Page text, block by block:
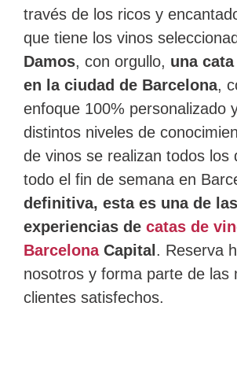
través de los ricos y
que tiene los vinos
Damos, con orgullo, una
en la ciudad de Barcelona,
enfoque 100% personalizado
distintos niveles de
de vinos se realizan todos los
todo el fin de semana en
definitiva, esta es una de
experiencias de catas de
BarcelonaCapital . Reserva
nosotros y forma parte de las
clientes satisfechos.